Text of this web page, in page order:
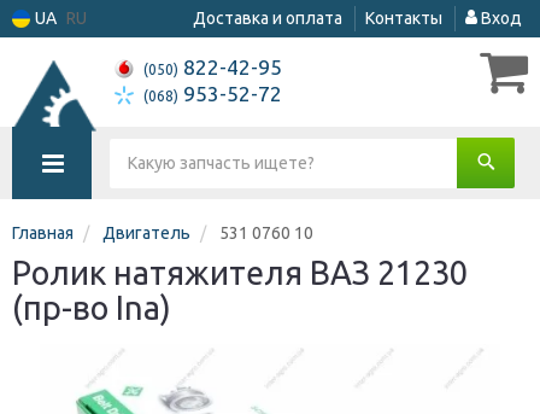
UA RU Доставка и оплата Контакты Вход
(050) 822-42-95
(068) 953-52-72
Главная Двигатель 531 0760 10
Ролик натяжителя ВАЗ 21230
(пр-во Ina)